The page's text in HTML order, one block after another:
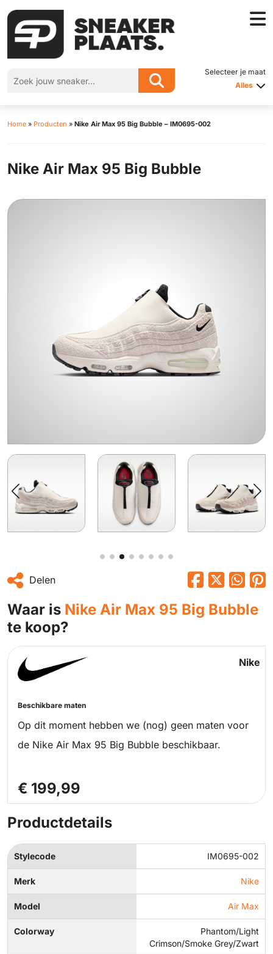
Selecteer je maat
Alles
Home » Producten » Nike Air Max 95 Big Bubble – IM0695-002
Nike Air Max 95 Big Bubble
Delen
Waar is Nike Air Max 95 Big Bubble
te koop?
Nike
Beschikbare maten
Op dit moment hebben we (nog) geen maten voor
de Nike Air Max 95 Big Bubble beschikbaar.
€ 199,99
Productdetails
Stylecode IM0695-002
Merk Nike
Model Air Max
Colorway
Phantom/Light
Crimson/Smoke Grey/Zwart